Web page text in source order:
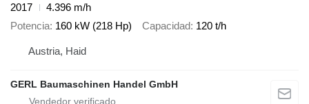
2017
4.396 m/h
Potencia 160 kW (218 Hp) Capacidad 120 t/h
Austria, Haid
GERL Baumaschinen Handel GmbH